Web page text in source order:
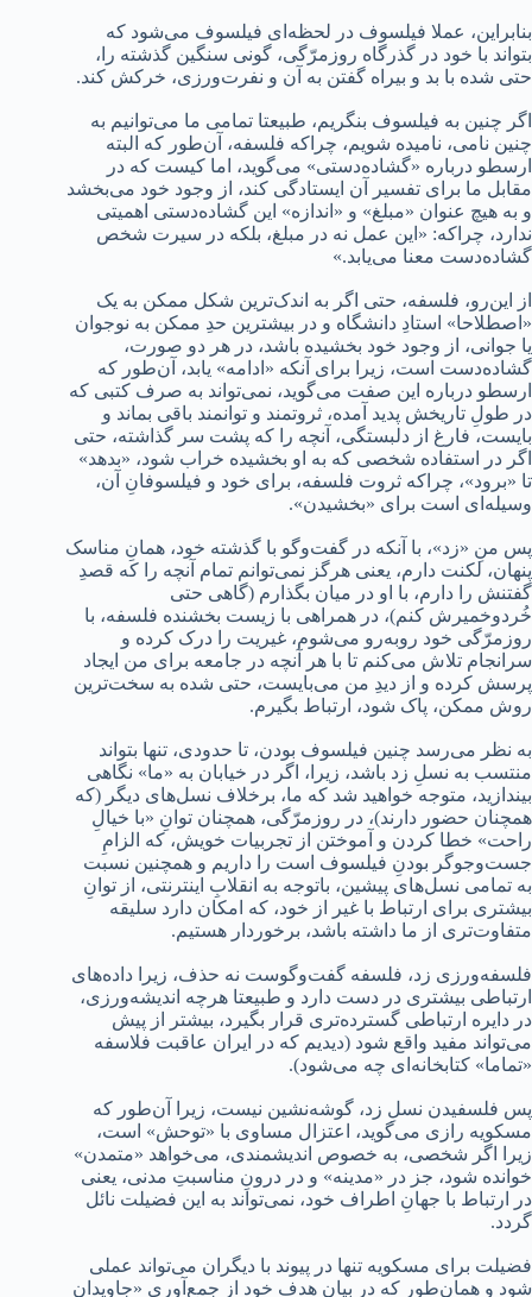
بنابراین، عملا فیلسوف در لحظه‌ای فیلسوف می‌شود که
بتواند با خود در گذرگاه روزمرّگی، گونی سنگین گذشته را،
حتی شده با بد و بیراه گفتن به آن و نفرت‌ورزی، خرکش کند.
اگر چنین به فیلسوف بنگریم، طبیعتا تمامی ما می‌توانیم به
چنین نامی، نامیده شویم، چراکه فلسفه، آن‌طور که البته
ارسطو درباره «گشاده‌دستی» می‌گوید، اما کیست که در
مقابل ما برای تفسیر آن ایستادگی کند، از وجود خود می‌بخشد
و به‌ هیچ‌ عنوان «مبلغ» و «اندازه» این گشاده‌دستی اهمیتی
ندارد، چراکه: «این عمل نه در مبلغ، بلکه در سیرت شخص
گشاده‌دست معنا می‌یابد.»
از این‌رو، فلسفه، حتی اگر به اندک‌ترین شکل ممکن به یک
«اصطلاحا» استادِ دانشگاه و در بیشترین حدِ ممکن به نوجوان
یا جوانی، از وجود خود بخشیده باشد، در هر دو صورت،
گشاده‌دست است، زیرا برای آنکه «ادامه» یابد، آن‌طور که
ارسطو درباره این صفت می‌گوید، نمی‌تواند به صرف کتبی که
در طولِ تاریخش پدید آمده، ثروتمند و توانمند باقی بماند و
بایست، فارغ از دلبستگی، آنچه را که پشت سر گذاشته، حتی
اگر در استفاده شخصی که به او بخشیده خراب شود، «بدهد»
تا «برود»، چراکه ثروت فلسفه، برای خود و فیلسوفانِ آن،
وسیله‌ای است برای «بخشیدن».
پس منِ «زد»، با آنکه در گفت‌وگو با گذشته خود، همانِ مناسک
پنهان، لکنت دارم، یعنی هرگز نمی‌توانم تمام آنچه را که قصدِ
گفتنش را دارم، با او در میان بگذارم (گاهی حتی
خُردوخمیرش کنم)، در همراهی با زیست بخشنده فلسفه، با
روزمرّگی خود روبه‌رو می‌شوم، غیریت را درک کرده و
سرانجام تلاش می‌کنم تا با هر آنچه در جامعه برای من ایجاد
پرسش کرده و از دیدِ من می‌بایست، حتی شده به سخت‌ترین
روش ممکن، پاک شود، ارتباط بگیرم.
به نظر می‌رسد چنین فیلسوف بودن، تا حدودی، تنها بتواند
منتسب به نسلِ زد باشد، زیرا، اگر در خیابان به «ما» نگاهی
بیندازید، متوجه خواهید شد که ما، برخلاف نسل‌های دیگر (که
همچنان حضور دارند)، در روزمرّگی، همچنان توانِ «با خیالِ
راحت» خطا کردن و آموختن از تجربیات خویش، که الزامِ
جست‌وجوگر بودنِ فیلسوف است را داریم و همچنین نسبت
به تمامی نسل‌های پیشین، باتوجه به انقلابِ اینترنتی، از توانِ
بیشتری برای ارتباط با غیر از خود، که امکان دارد سلیقه
متفاوت‌تری از ما داشته باشد، برخوردار هستیم.
فلسفه‌ورزی زد، فلسفه گفت‌وگوست نه حذف، زیرا داده‌های
ارتباطی بیشتری در دست دارد و طبیعتا هرچه اندیشه‌ورزی،
در دایره ارتباطی گسترده‌تری قرار بگیرد، بیشتر از پیش
می‌تواند مفید واقع شود (دیدیم که در ایران عاقبت فلاسفه
«تماما» کتابخانه‌ای چه می‌شود).
پس فلسفیدن نسلِ زد، گوشه‌نشین نیست، زیرا آن‌طور که
مسکویه رازی می‌گوید، اعتزال مساوی با «توحش» است،
زیرا اگر شخصی، به‌ خصوص اندیشمندی، می‌خواهد «متمدن»
خوانده شود، جز در «مدینه» و در درونِ مناسبتِ مدنی، یعنی
در ارتباط با جهانِ اطراف خود، نمی‌تواند به این فضیلت نائل
گردد.
فضیلت برای مسکویه تنها در پیوند با دیگران می‌تواند عملی
شود و همان‌طور که در بیانِ هدف خود از جمع‌آوری «جاویدان